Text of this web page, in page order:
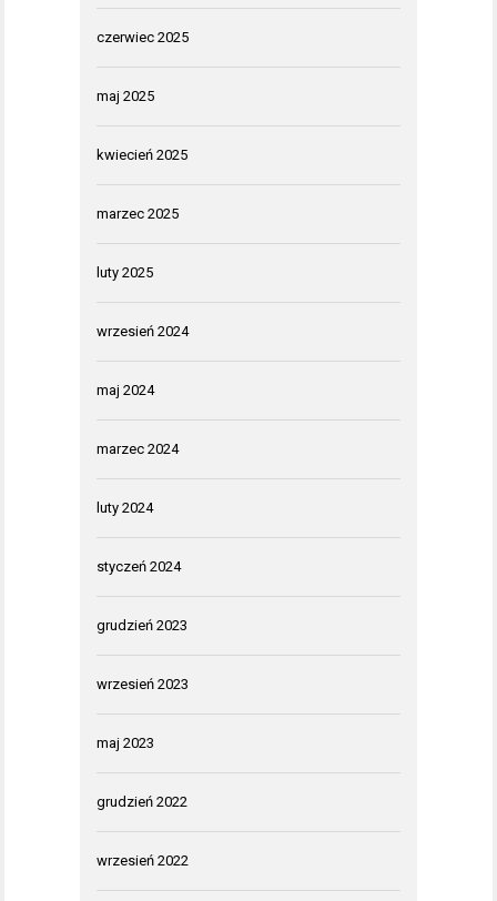
czerwiec 2025
maj 2025
kwiecień 2025
marzec 2025
luty 2025
wrzesień 2024
maj 2024
marzec 2024
luty 2024
styczeń 2024
grudzień 2023
wrzesień 2023
maj 2023
grudzień 2022
wrzesień 2022